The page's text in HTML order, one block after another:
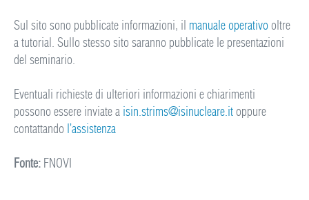
Sul sito sono pubblicate informazioni, il manuale operativo oltre
a tutorial. Sullo stesso sito saranno pubblicate le presentazioni
del seminario.
Eventuali richieste di ulteriori informazioni e chiarimenti
possono essere inviate a isin.strims@isinucleare.it oppure
contattando l’assistenza
Fonte: FNOVI